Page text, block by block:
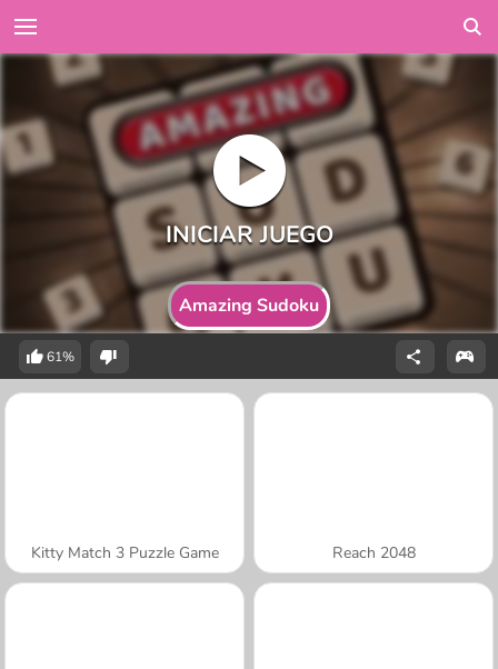
Amazing Sudoku
61%
Kitty Match 3 Puzzle Game Reach 2048